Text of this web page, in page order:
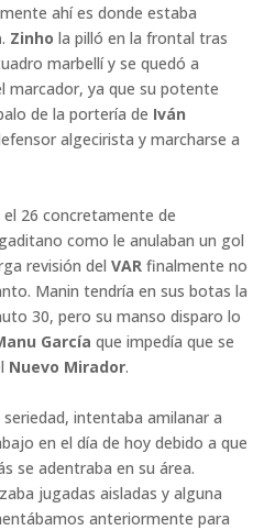
ahí es donde estaba
. Zinho la pilló en la frontal tras
marbellí y se quedó a
marcador, ya que su potente
de la portería de Iván
algecirista y marcharse a
26 concretamente de
como le anulaban un gol
revisión delVAR finalmente no
Manin tendría en sus botas la
30, pero su manso disparo lo
García que impedía que se
Nuevo Mirador.
intentaba amilanar a
en el día de hoy debido a que
se adentraba en su área.
jugadas aisladas y alguna
anteriormente para